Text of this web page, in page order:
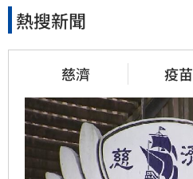
熱搜新聞
慈濟 疫苗